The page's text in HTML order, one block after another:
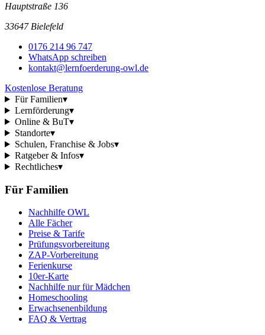
Hauptstraße 136
33647 Bielefeld
0176 214 96 747
WhatsApp schreiben
kontakt@lernfoerderung-owl.de
Kostenlose Beratung
Für Familien▾
Lernförderung▾
Online & BuT▾
Standorte▾
Schulen, Franchise & Jobs▾
Ratgeber & Infos▾
Rechtliches▾
Für Familien
Nachhilfe OWL
Alle Fächer
Preise & Tarife
Prüfungsvorbereitung
ZAP-Vorbereitung
Ferienkurse
10er-Karte
Nachhilfe nur für Mädchen
Homeschooling
Erwachsenenbildung
FAQ & Vertrag